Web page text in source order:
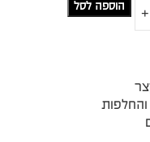
הוספה לסל